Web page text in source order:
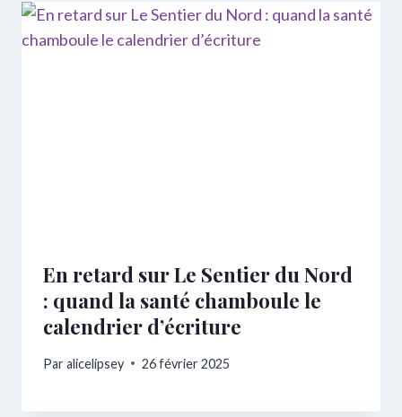
En retard sur Le Sentier du Nord
: quand la santé chamboule le
calendrier d’écriture
Paralicelipsey 26 février 2025